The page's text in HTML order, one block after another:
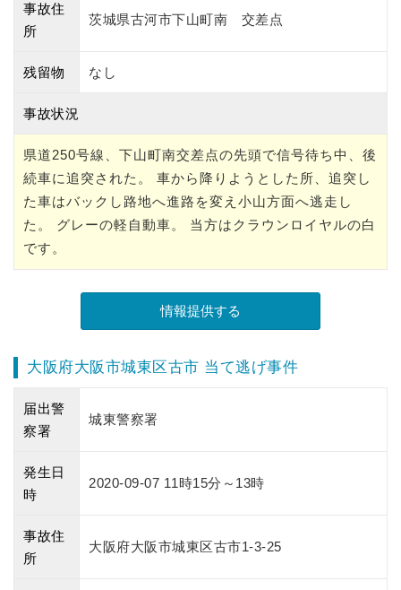
事故住
所
茨城県古河市下山町南 交差点
残留物 なし
事故状況
県道250号線、下山町南交差点の先頭で信号待ち中、後
続車に追突された。 車から降りようとした所、追突し
た車はバックし路地へ進路を変え小山方面へ逃走し
た。 グレーの軽自動車。 当方はクラウンロイヤルの白
です。
大阪府大阪市城東区古市 当て逃げ事件
届出警
察署
城東警察署
発生日
時
2020-09-07 11時15分～13時
事故住
所
大阪府大阪市城東区古市1-3-25